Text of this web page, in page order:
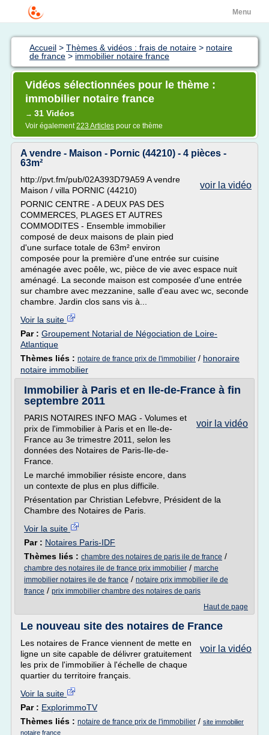
Menu
Accueil > Thèmes & vidéos : frais de notaire > notaire
de france > immobilier notaire france
Vidéos sélectionnées pour le thème :
immobilier notaire france
→ 31 Vidéos
Voir également223 Articles pour ce thème
A vendre - Maison - Pornic (44210) - 4 pièces -
63m²
voir la vidéo
http://pvt.fm/pub/02A393D79A59 A vendre
Maison / villa PORNIC (44210)
PORNIC CENTRE - A DEUX PAS DES
COMMERCES, PLAGES ET AUTRES
COMMODITES - Ensemble immobilier
composé de deux maisons de plain pied
d'une surface totale de 63m² environ
composée pour la première d'une entrée sur cuisine
aménagée avec poêle, wc, pièce de vie avec espace nuit
aménagé. La seconde maison est composée d'une entrée
sur chambre avec mezzanine, salle d'eau avec wc, seconde
chambre. Jardin clos sans vis à...
Voir la suite
Par : Groupement Notarial de Négociation de Loire-
Atlantique
Thèmes liés : notaire de france prix de l'immobilier / honoraire
notaire immobilier
Immobilier à Paris et en Ile-de-France à fin
septembre 2011
voir la vidéo
PARIS NOTAIRES INFO MAG - Volumes et
prix de l'immobilier à Paris et en Ile-de-
France au 3e trimestre 2011, selon les
données des Notaires de Paris-Ile-de-
France.
Le marché immobilier résiste encore, dans
un contexte de plus en plus difficile.
Présentation par Christian Lefebvre, Président de la
Chambre des Notaires de Paris.
Voir la suite
Par : Notaires Paris-IDF
Thèmes liés : chambre des notaires de paris ile de france /
chambre des notaires ile de france prix immobilier / marche
immobilier notaires ile de france / notaire prix immobilier ile de
france / prix immobilier chambre des notaires de paris
Haut de page
Le nouveau site des notaires de France
voir la vidéo
Les notaires de France viennent de mette en
ligne un site capable de délivrer gratuitement
les prix de l'immobilier à l'échelle de chaque
quartier du territoire français.
Voir la suite
Par : ExplorimmoTV
Thèmes liés : notaire de france prix de l'immobilier / site immobilier
notaire france